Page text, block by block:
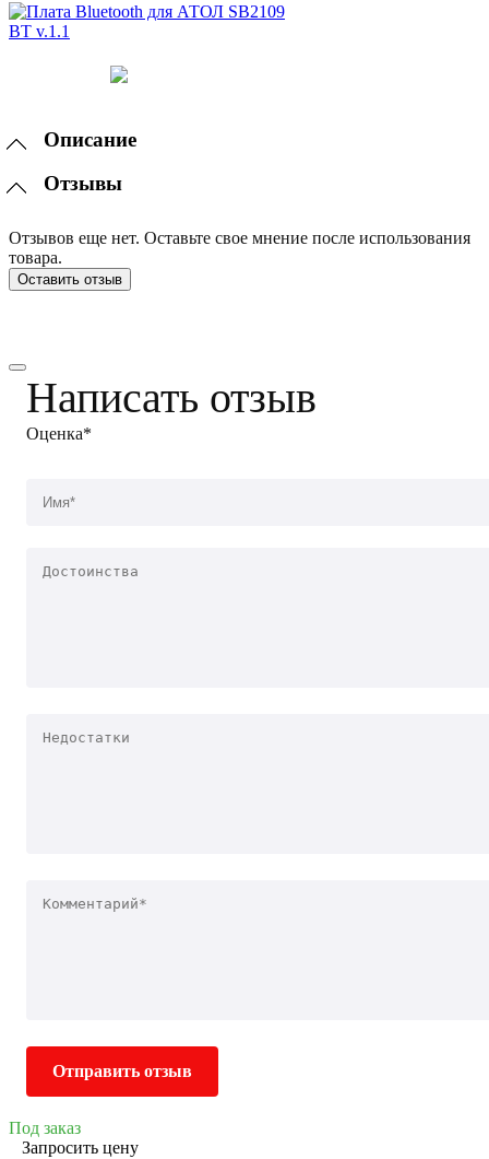
Описание
Отзывы
Отзывов еще нет. Оставьте свое мнение после использования
товара.
Оставить отзыв
Написать отзыв
Оценка*
Отправить отзыв
Под заказ
Запросить цену